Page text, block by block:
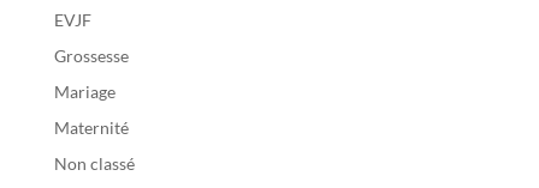
EVJF
Grossesse
Mariage
Maternité
Non classé